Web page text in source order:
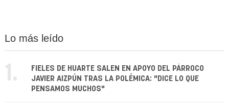
Lo más leído
1.
FIELES DE HUARTE SALEN EN APOYO DEL PÁRROCO
JAVIER AIZPÚN TRAS LA POLÉMICA: "DICE LO QUE
PENSAMOS MUCHOS"